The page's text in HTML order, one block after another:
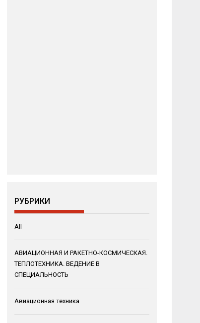
РУБРИКИ
All
АВИАЦИОННАЯ И РАКЕТНО-КОСМИЧЕСКАЯ.
ТЕПЛОТЕХНИКА. ВЕДЕНИЕ В
СПЕЦИАЛЬНОСТЬ
Авиационная техника